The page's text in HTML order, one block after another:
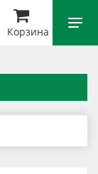
Корзина